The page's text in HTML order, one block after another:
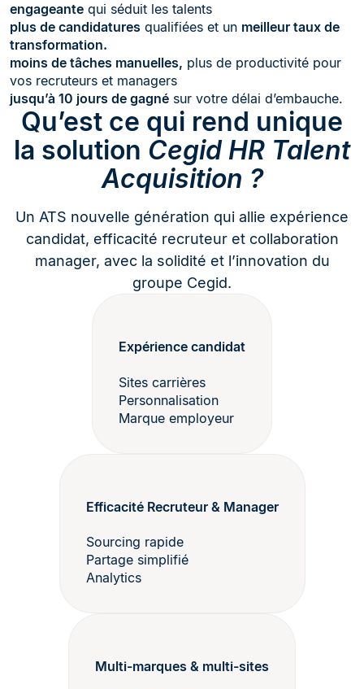
engageante qui séduit les talents
plus de candidatures qualifiées et un meilleur taux de
transformation.
moins de tâches manuelles, plus de productivité pour
vos recruteurs et managers
jusqu’à 10 jours de gagné sur votre délai d’embauche.
Qu’est ce qui rend unique
la solution Cegid HR Talent
Acquisition ?
Un ATS nouvelle génération qui allie expérience
candidat, efficacité recruteur et collaboration
manager, avec la solidité et l’innovation du
groupe Cegid.
Expérience candidat
Sites carrières
Personnalisation
Marque employeur
Efficacité Recruteur & Manager
Sourcing rapide
Partage simplifié
Analytics
Multi-marques & multi-sites